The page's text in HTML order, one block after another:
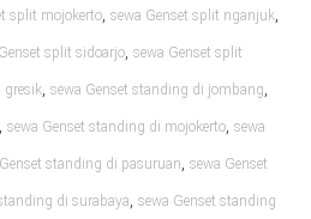
split mojokerto, sewa Genset split nganjuk,
split sidoarjo, sewa Genset split
gresik, sewa Genset standing di jombang,
sewa Genset standing di mojokerto, sewa
standing di pasuruan, sewa Genset
di surabaya, sewa Genset standing